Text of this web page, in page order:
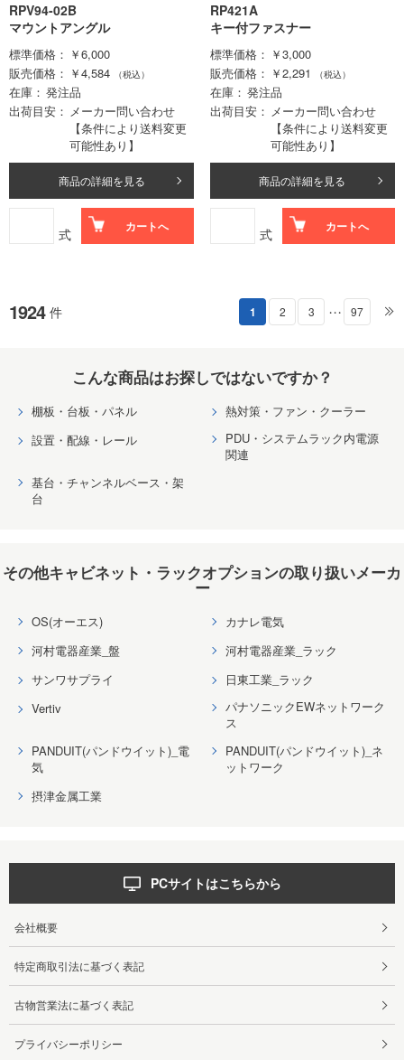
RPV94-02B
マウントアングル
標準価格
￥6,000
販売価格
￥4,584 （税込）
在庫
発注品
出荷目安
メーカー問い合わせ
【条件により送料変更
可能性あり】
商品の詳細を見る
式 カートへ
RP421A
キー付ファスナー
標準価格
￥3,000
販売価格
￥2,291 （税込）
在庫
発注品
出荷目安
メーカー問い合わせ
【条件により送料変更
可能性あり】
商品の詳細を見る
式 カートへ
1924 件 1 2 3 ・・・ 97
こんな商品はお探しではないですか？
棚板・台板・パネル
熱対策・ファン・クーラー
設置・配線・レール
PDU・システムラック内電源
関連
基台・チャンネルベース・架
台
その他キャビネット・ラックオプションの取り扱いメーカ
ー
OS(オーエス)
カナレ電気
河村電器産業_盤
河村電器産業_ラック
サンワサプライ
日東工業_ラック
Vertiv
パナソニックEWネットワーク
ス
PANDUIT(パンドウイット)_電
気
PANDUIT(パンドウイット)_ネ
ットワーク
摂津金属工業
PCサイトはこちらから
会社概要
特定商取引法に基づく表記
古物営業法に基づく表記
プライバシーポリシー